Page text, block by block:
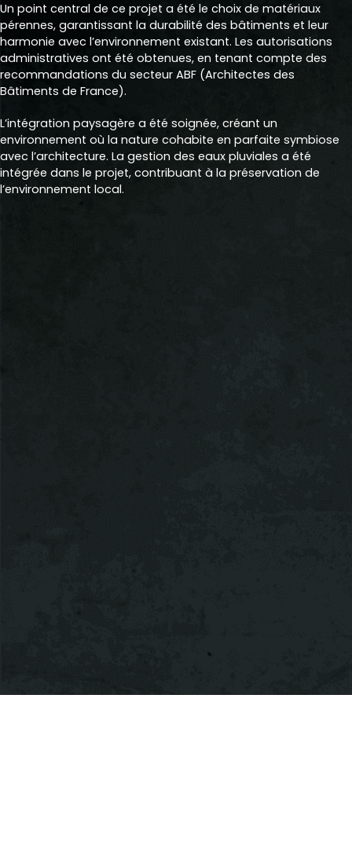
Un point central de ce projet a été le choix de matériaux
pérennes, garantissant la durabilité des bâtiments et leur
harmonie avec l’environnement existant. Les autorisations
administratives ont été obtenues, en tenant compte des
recommandations du secteur ABF (Architectes des
Bâtiments de France).
L’intégration paysagère a été soignée, créant un
environnement où la nature cohabite en parfaite symbiose
avec l’architecture. La gestion des eaux pluviales a été
intégrée dans le projet, contribuant à la préservation de
l’environnement local.